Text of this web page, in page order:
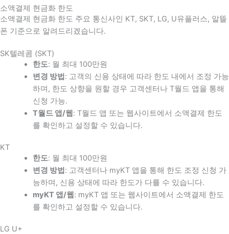
소액결제 현금화 한도
소액결제 현금화 한도 주요 통신사인 KT, SKT, LG, U유플러스, 알뜰
폰 기준으로 알려드리겠습니다.
SK텔레콤 (SKT)
한도: 월 최대 100만원
변경 방법 : 고객의 신용 상태에 따라 한도 내에서 조정 가능
하며, 한도 상향을 원할 경우 고객센터나 T월드 앱을 통해
신청 가능.
T월드 앱/웹 : T월드 앱 또는 웹사이트에서 소액결제 한도
를 확인하고 설정할 수 있습니다.
KT
한도: 월 최대 100만원
변경 방법 : 고객센터나 myKT 앱을 통해 한도 조정 신청 가
능하며, 신용 상태에 따라 한도가 다를 수 있습니다.
myKT 앱/웹 : myKT 앱 또는 웹사이트에서 소액결제 한도
를 확인하고 설정할 수 있습니다.
LG U+